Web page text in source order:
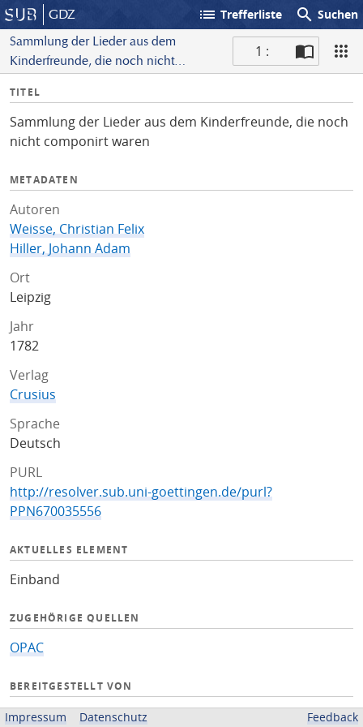
GDZ list Trefferliste search Suchen
Sammlung der Lieder aus dem
Kinderfreunde, die noch nicht
1 :
I
f
o
TITEL
Sammlung der Lieder aus dem Kinderfreunde, die noch
nicht componirt waren
METADATEN
Autoren
Weisse, Christian Felix
Hiller, Johann Adam
Ort
Leipzig
Jahr
1782
Verlag
Crusius
Sprache
Deutsch
PURL
http://resolver.sub.uni-goettingen.de/purl?
PPN670035556
AKTUELLES ELEMENT
Einband
ZUGEHÖRIGE QUELLEN
OPAC
BEREITGESTELLT VON
Niedersächsische Staats- und Universitätsbibliothek
Impressum Datenschutz Feedback